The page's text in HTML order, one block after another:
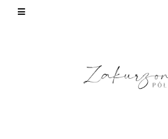
This site uses cookies from
quality of service, generate
to detect and address abuse.
LEARN MORE